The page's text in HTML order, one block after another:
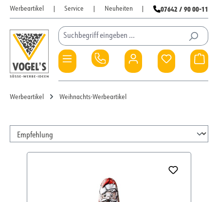
Zum Hauptinhalt springen
Werbeartikel Service Neuheiten 07642 / 90 00-11
Du hast 0
Werbeartikel Weihnachts-Werbeartikel